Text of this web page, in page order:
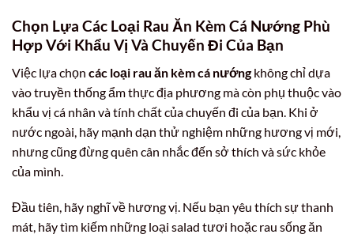
Chọn Lựa Các Loại Rau Ăn Kèm Cá Nướng Phù
Hợp Với Khẩu Vị Và Chuyến Đi Của Bạn
Việc lựa chọn các loại rau ăn kèm cá nướngkhông chỉ dựa
vào truyền thống ẩm thực địa phương mà còn phụ thuộc vào
khẩu vị cá nhân và tính chất của chuyến đi của bạn. Khi ở
nước ngoài, hãy mạnh dạn thử nghiệm những hương vị mới,
nhưng cũng đừng quên cân nhắc đến sở thích và sức khỏe
của mình.
Đầu tiên, hãy nghĩ về hương vị. Nếu bạn yêu thích sự thanh
mát, hãy tìm kiếm những loại salad tươi hoặc rau sống ăn